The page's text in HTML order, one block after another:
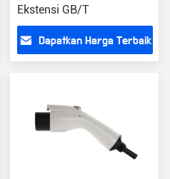
Ekstensi GB/T
Dapatkan Harga Terbaik